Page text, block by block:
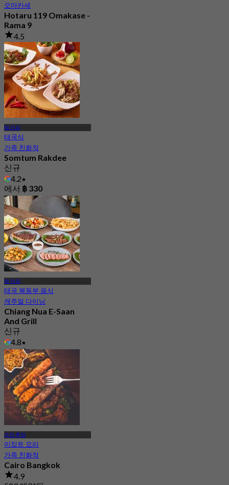
오마카세
Hotaru 119 Omakase -
Rama 9
4.5
4K 예약됨
에서฿ 1,176
방 카피
태국식
가족 친화적
Somtum Rakdee
신규
4.2
에서 ฿ 330
방 카피
태국 북동부 음식
캐주얼 다이닝
Chiang Nua E-Saan
And Grill
신규
4.8
에서฿ 296.66
수안 루앙
이집트 요리
가족 친화적
Cairo Bangkok
4.9